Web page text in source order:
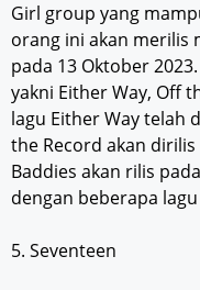
Girl group yang
orang ini akan merilis
pada 13 Oktober
yakni Either Way, Off
lagu Either Way telah
the Record akan
Baddies akan rilis
dengan beberapa
5. Seventeen